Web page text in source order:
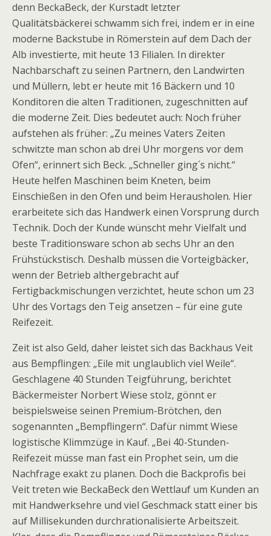
denn BeckaBeck, der Kurstadt letzter
Qualitätsbäckerei schwamm sich frei, indem er in eine
moderne Backstube in Römerstein auf dem Dach der
Alb investierte, mit heute 13 Filialen. In direkter
Nachbarschaft zu seinen Partnern, den Landwirten
und Müllern, lebt er heute mit 16 Bäckern und 10
Konditoren die alten Traditionen, zugeschnitten auf
die moderne Zeit. Dies bedeutet auch: Noch früher
aufstehen als früher: „Zu meines Vaters Zeiten
schwitzte man schon ab drei Uhr morgens vor dem
Ofen“, erinnert sich Beck. „Schneller ging´s nicht.“
Heute helfen Maschinen beim Kneten, beim
Einschießen in den Ofen und beim Herausholen. Hier
erarbeitete sich das Handwerk einen Vorsprung durch
Technik. Doch der Kunde wünscht mehr Vielfalt und
beste Traditionsware schon ab sechs Uhr an den
Frühstückstisch. Deshalb müssen die Vorteigbäcker,
wenn der Betrieb althergebracht auf
Fertigbackmischungen verzichtet, heute schon um 23
Uhr des Vortags den Teig ansetzen – für eine gute
Reifezeit.
Zeit ist also Geld, daher leistet sich das Backhaus Veit
aus Bempflingen: „Eile mit unglaublich viel Weile“.
Geschlagene 40 Stunden Teigführung, berichtet
Bäckermeister Norbert Wiese stolz, gönnt er
beispielsweise seinen Premium-Brötchen, den
sogenannten „Bempflingern“. Dafür nimmt Wiese
logistische Klimmzüge in Kauf. „Bei 40-Stunden-
Reifezeit müsse man fast ein Prophet sein, um die
Nachfrage exakt zu planen. Doch die Backprofis bei
Veit treten wie BeckaBeck den Wettlauf um Kunden an
mit Handwerksehre und viel Geschmack statt einer bis
auf Millisekunden durchrationalisierte Arbeitszeit.